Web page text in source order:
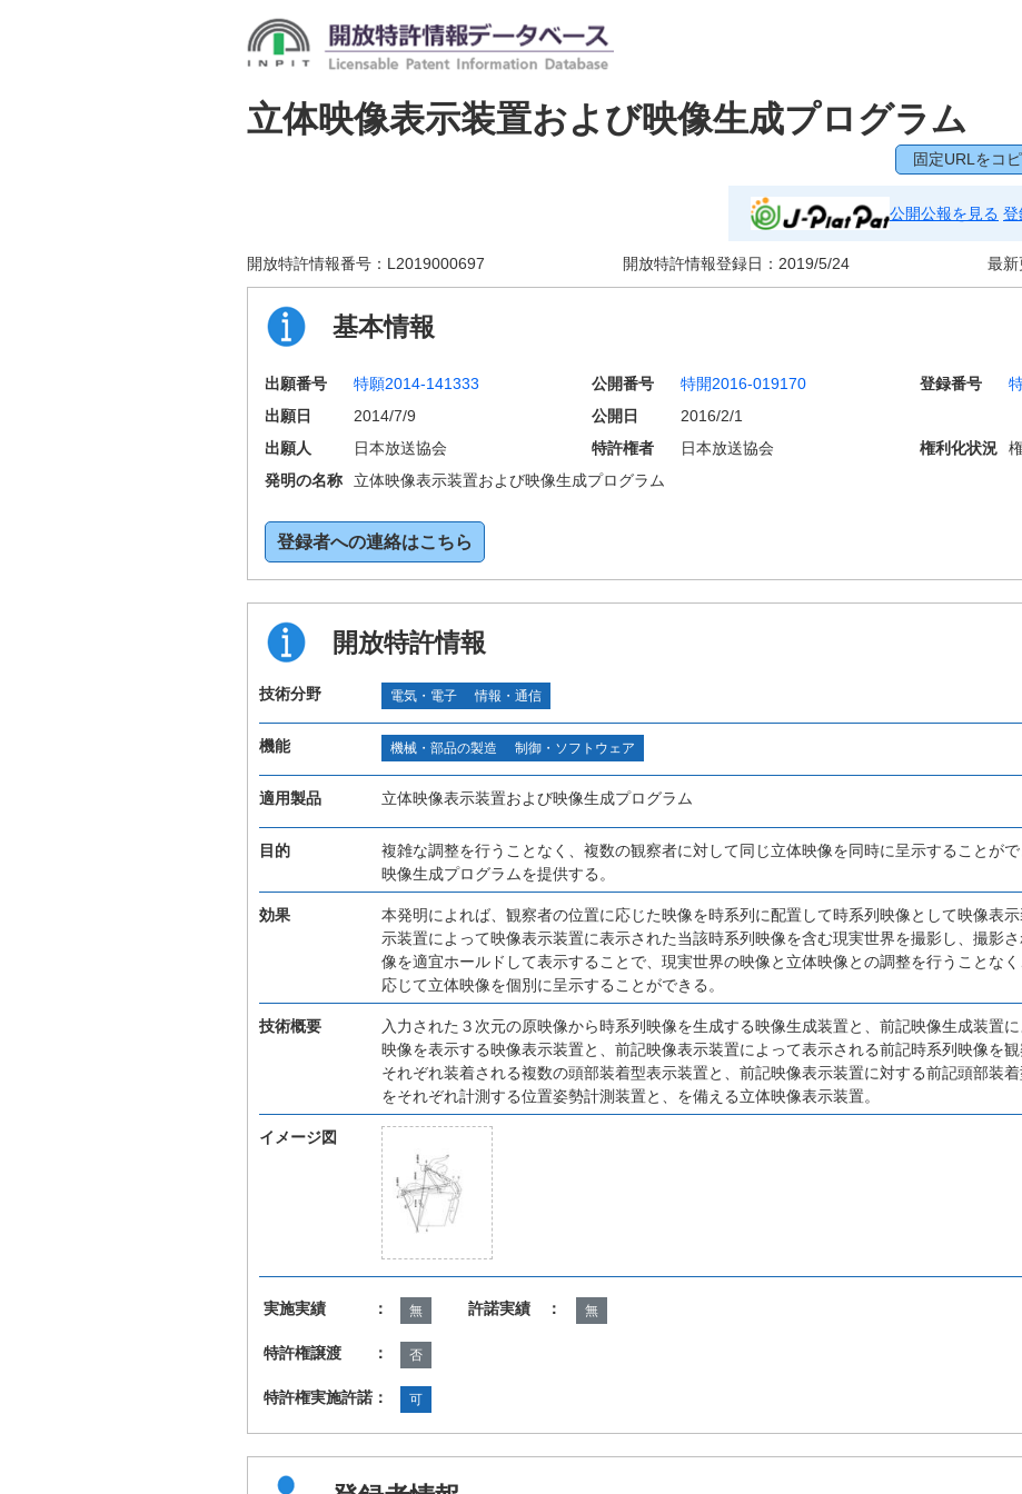
立体映像表示装置および映像生成プログラム
固定URLをコ
公開公報を見る 登
開放特許情報番号： L2019000697 開放特許情報登録日： 2019/5/24 最新
基本情報
出願番号 特願2014-141333 公開番号 特開2016-019170 登録番号
出願日
2014/7/9 公開日
2016/2/1
出願人
日本放送協会 特許権者 日本放送協会 権利化状況
発明の名称
立体映像表示装置および映像生成プログラム
登録者への連絡はこちら
開放特許情報
技術分野 電気・電子 情報・通信
機能 機械・部品の製造 制御・ソフトウェア
適用製品 立体映像表示装置および映像生成プログラム
目的
複雑な調整を行うことなく、複数の観察者に対して同じ立体映像を同時に呈示することが
映像生成プログラムを提供する。
効果
本発明によれば、観察者の位置に応じた映像を時系列に配置して時系列映像として映像表
示装置によって映像表示装置に表示された当該時系列映像を含む現実世界を撮影し、撮影
像を適宜ホールドして表示することで、現実世界の映像と立体映像との調整を行うことな
応じて立体映像を個別に呈示することができる。
技術概要
入力された３次元の原映像から時系列映像を生成する映像生成装置と、前記映像生成装置
映像を表示する映像表示装置と、前記映像表示装置によって表示される前記時系列映像を
それぞれ装着される複数の頭部装着型表示装置と、前記映像表示装置に対する前記頭部装
をそれぞれ計測する位置姿勢計測装置と、を備える立体映像表示装置。
イメージ図
実施実績 ： 無 許諾実績 ： 無
特許権譲渡 ： 否
特許権実施許諾： 可